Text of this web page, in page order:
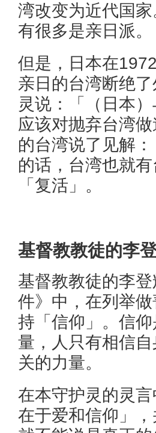
湾改变为近代国
有很多是亲日派。
但是，日本在
亲日的台湾断绝
灵说：「（日本
应该对抛弃台湾
的台湾说了见解
的话，台湾也就
「复活」。
基督教教徒的李
基督教教徒的李
件》中，在列举
持「信仰」。信
量，人只有相信
关的力量。
在本守护灵的灵
在于爱和信仰」